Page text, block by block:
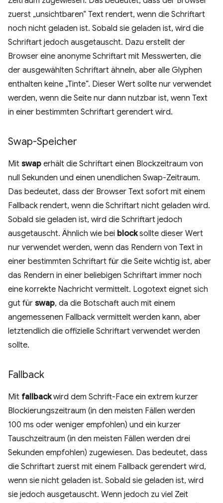
zuerst „unsichtbaren“ Text rendert, wenn die Schriftart
noch nicht geladen ist. Sobald sie geladen ist, wird die
Schriftart jedoch ausgetauscht. Dazu erstellt der
Browser eine anonyme Schriftart mit Messwerten, die
der ausgewählten Schriftart ähneln, aber alle Glyphen
enthalten keine „Tinte“. Dieser Wert sollte nur verwendet
werden, wenn die Seite nur dann nutzbar ist, wenn Text
in einer bestimmten Schriftart gerendert wird.
Swap-Speicher
Mit swap erhält die Schriftart einen Blockzeitraum von
null Sekunden und einen unendlichen Swap-Zeitraum.
Das bedeutet, dass der Browser Text sofort mit einem
Fallback rendert, wenn die Schriftart nicht geladen wird.
Sobald sie geladen ist, wird die Schriftart jedoch
ausgetauscht. Ähnlich wie bei blocksollte dieser Wert
nur verwendet werden, wenn das Rendern von Text in
einer bestimmten Schriftart für die Seite wichtig ist, aber
das Rendern in einer beliebigen Schriftart immer noch
eine korrekte Nachricht vermittelt. Logotext eignet sich
gut für swap, da die Botschaft auch mit einem
angemessenen Fallback vermittelt werden kann, aber
letztendlich die offizielle Schriftart verwendet werden
sollte.
Fallback
Mit fallbackwird dem Schrift-Face ein extrem kurzer
Blockierungszeitraum (in den meisten Fällen werden
100 ms oder weniger empfohlen) und ein kurzer
Tauschzeitraum (in den meisten Fällen werden drei
Sekunden empfohlen) zugewiesen. Das bedeutet, dass
die Schriftart zuerst mit einem Fallback gerendert wird,
wenn sie nicht geladen ist. Sobald sie geladen ist, wird
sie jedoch ausgetauscht. Wenn jedoch zu viel Zeit